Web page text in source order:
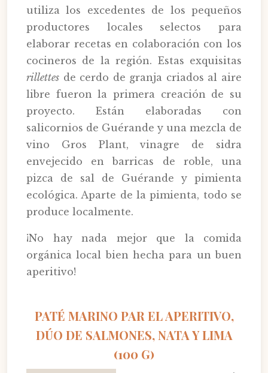
utiliza los excedentes de los pequeños
productores locales selectos para
elaborar recetas en colaboración con los
cocineros de la región. Estas exquisitas
rillettes de cerdo de granja criados al aire
libre fueron la primera creación de su
proyecto. Están elaboradas con
salicornios de Guérande y una mezcla de
vino Gros Plant, vinagre de sidra
envejecido en barricas de roble, una
pizca de sal de Guérande y pimienta
ecológica. Aparte de la pimienta, todo se
produce localmente.
¡No hay nada mejor que la comida
orgánica local bien hecha para un buen
aperitivo!
PATÉ MARINO PAR EL APERITIVO,
DÚO DE SALMONES, NATA Y LIMA
(100 G)